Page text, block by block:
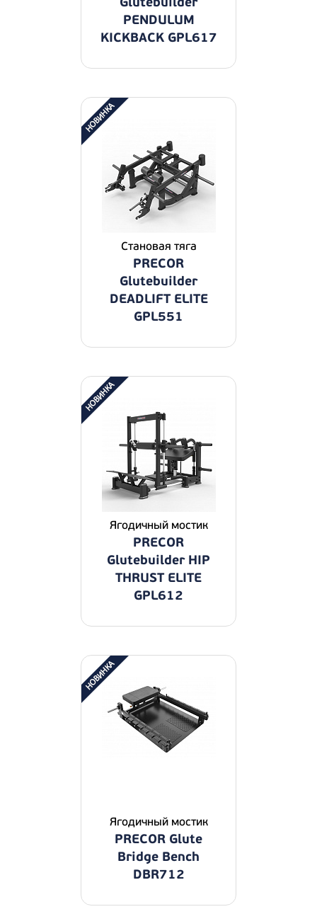
PENDULUM
KICKBACK GPL617
Становая тяга
PRECOR
Glutebuilder
DEADLIFT ELITE
GPL551
Ягодичный мостик
PRECOR
Glutebuilder HIP
THRUST ELITE
GPL612
Ягодичный мостик
PRECOR Glute
Bridge Bench
DBR712